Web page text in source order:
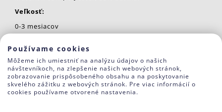
Veľkosť:
0-3 mesiacov
Súvisiaci tovar
Používame cookies
Môžeme ich umiestniť na analýzu údajov o našich
návštevníkoch, na zlepšenie našich webových stránok,
zobrazovanie prispôsobeného obsahu a na poskytovanie
skvelého zážitku z webových stránok. Pre viac informácií o
cookies používame otvorené nastavenia.